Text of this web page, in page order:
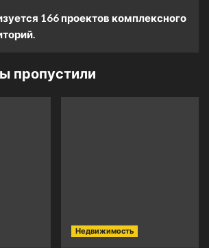
166 проектов комплексного
пропустили
Недвижимость